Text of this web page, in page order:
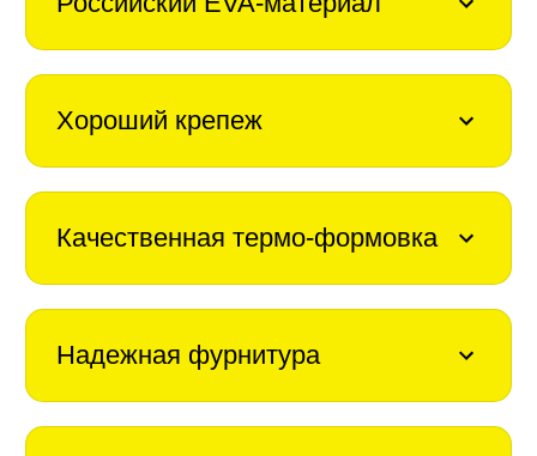
Хороший крепеж
Качественная термо-формовка
Надежная фурнитура